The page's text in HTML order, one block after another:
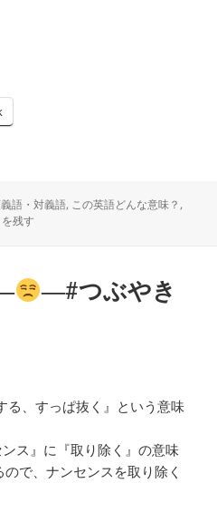
語・対義語, この英語どんな意味？ ,
jamais vu は？―
残す
―#つぶやき
る、すっぱ抜く』という意味
ス』に『取り除く』の意味
で、ナンセンスを取り除く